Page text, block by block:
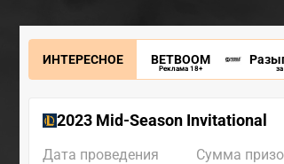
ИНТЕРЕСНОЕ BETBOOM
Реклама 18+
2023 Mid-Season Invitational
Дата проведения
Сумма